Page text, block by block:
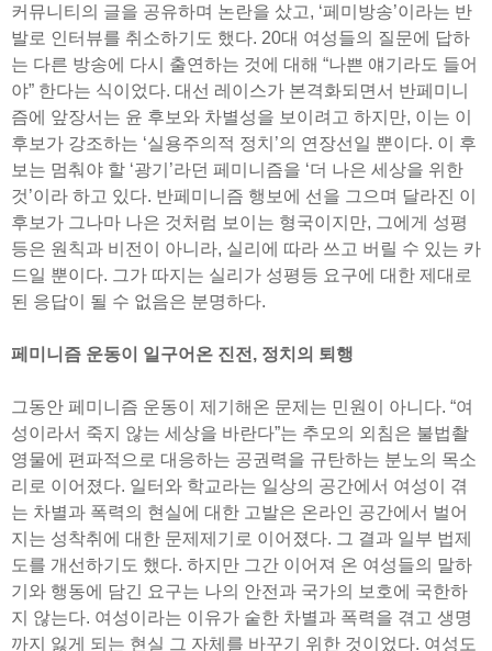
커뮤니티의 글을 공유하며 논란을 샀고, ‘페미방송’이라는 반
발로 인터뷰를 취소하기도 했다. 20대 여성들의 질문에 답하
는 다른 방송에 다시 출연하는 것에 대해 “나쁜 얘기라도 들어
야” 한다는 식이었다. 대선 레이스가 본격화되면서 반페미니
즘에 앞장서는 윤 후보와 차별성을 보이려고 하지만, 이는 이
후보가 강조하는 ‘실용주의적 정치’의 연장선일 뿐이다. 이 후
보는 멈춰야 할 ‘광기’라던 페미니즘을 ‘더 나은 세상을 위한
것’이라 하고 있다. 반페미니즘 행보에 선을 그으며 달라진 이
후보가 그나마 나은 것처럼 보이는 형국이지만, 그에게 성평
등은 원칙과 비전이 아니라, 실리에 따라 쓰고 버릴 수 있는 카
드일 뿐이다. 그가 따지는 실리가 성평등 요구에 대한 제대로
된 응답이 될 수 없음은 분명하다.
페미니즘 운동이 일구어온 진전, 정치의 퇴행
그동안 페미니즘 운동이 제기해온 문제는 민원이 아니다. “여
성이라서 죽지 않는 세상을 바란다”는 추모의 외침은 불법촬
영물에 편파적으로 대응하는 공권력을 규탄하는 분노의 목소
리로 이어졌다. 일터와 학교라는 일상의 공간에서 여성이 겪
는 차별과 폭력의 현실에 대한 고발은 온라인 공간에서 벌어
지는 성착취에 대한 문제제기로 이어졌다. 그 결과 일부 법제
도를 개선하기도 했다. 하지만 그간 이어져 온 여성들의 말하
기와 행동에 담긴 요구는 나의 안전과 국가의 보호에 국한하
지 않는다. 여성이라는 이유가 숱한 차별과 폭력을 겪고 생명
까지 잃게 되는 현실 그 자체를 바꾸기 위한 것이었다. 여성도